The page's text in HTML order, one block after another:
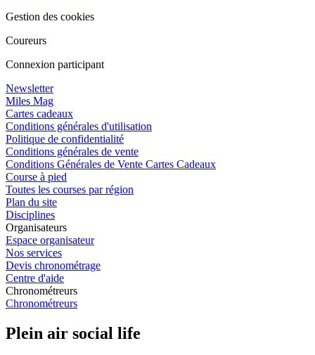
Gestion des cookies
Coureurs
Connexion participant
Newsletter
Miles Mag
Cartes cadeaux
Conditions générales d'utilisation
Politique de confidentialité
Conditions générales de vente
Conditions Générales de Vente Cartes Cadeaux
Course à pied
Toutes les courses par région
Plan du site
Disciplines
Organisateurs
Espace organisateur
Nos services
Devis chronométrage
Centre d'aide
Chronométreurs
Chronométreurs
Plein air social life